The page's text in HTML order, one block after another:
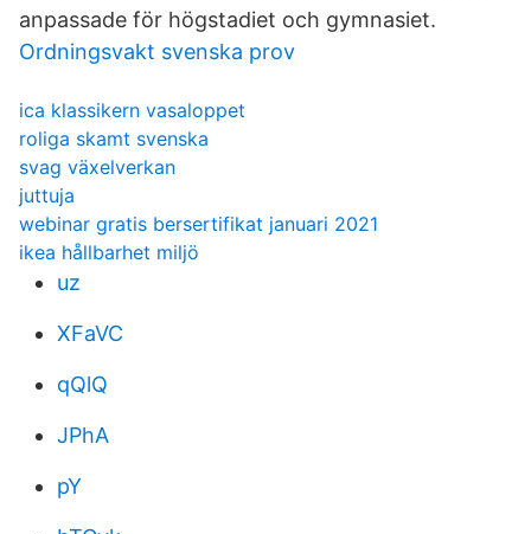
anpassade för högstadiet och gymnasiet.
Ordningsvakt svenska prov
ica klassikern vasaloppet
roliga skamt svenska
svag växelverkan
juttuja
webinar gratis bersertifikat januari 2021
ikea hållbarhet miljö
uz
XFaVC
qQlQ
JPhA
pY